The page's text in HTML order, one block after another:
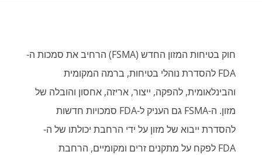
חוק בטיחות המזון החדש (FSMA) הרחיב את סמכות ה-
FDA להסדרת נוהלי בטיחות, ברמה המקומית
והבינלאומית, להפקה, ייצור, אריזה, אחסון והובלה של
מזון. ה-FSMA גם העניק ל-FDA סמכויות חדשות
להסדרת ייבוא של מזון על ידי הרחבת יכולתו של ה-
FDA לפקח על מתקנים זרים ומקומיים, הרחבת